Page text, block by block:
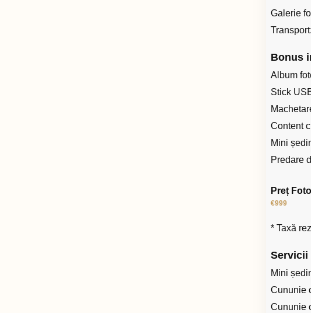
Galerie
Transport:
Bonus
Album
Stick
Content
Mini
Predare
Preț
€999
* Taxă
Servicii
Mini
Cununie
Cununie